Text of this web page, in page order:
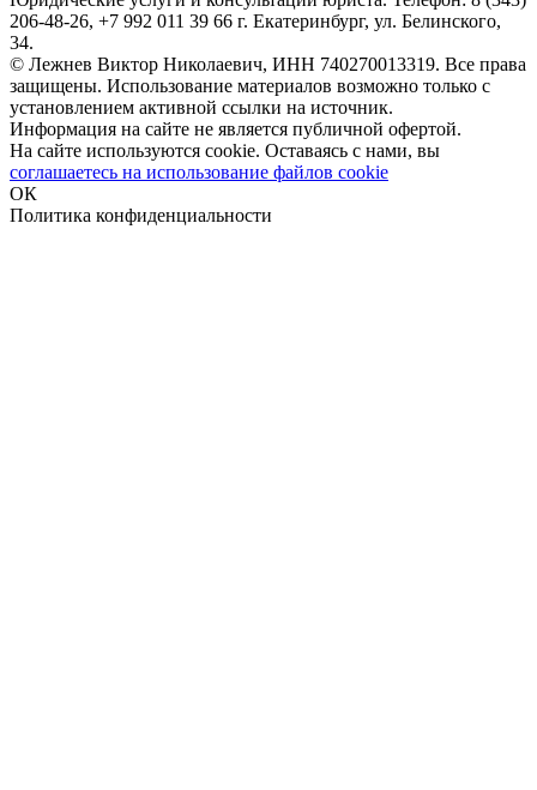
206-48-26, +7 992 011 39 66 г. Екатеринбург, ул. Белинского,
34.
© Лежнев Виктор Николаевич, ИНН 740270013319. Все права
защищены. Использование материалов возможно только с
установлением активной ссылки на источник.
Информация на сайте не является публичной офертой.
На сайте используются cookie. Оставаясь с нами, вы
соглашаетесь на использование файлов cookie
ОК
Политика конфиденциальности